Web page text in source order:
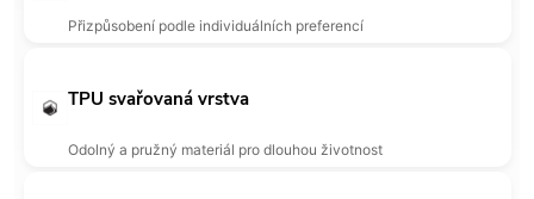
Přizpůsobení podle individuálních preferencí
TPU svařovaná vrstva
Odolný a pružný materiál pro dlouhou životnost